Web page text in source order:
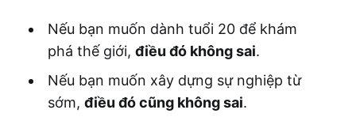
Nếu bạn muốn dành tuổi 20 để khám
phá thế giới, điều đó không sai.
Nếu bạn muốn xây dựng sự nghiệp từ
sớm, điều đó cũng không sai.